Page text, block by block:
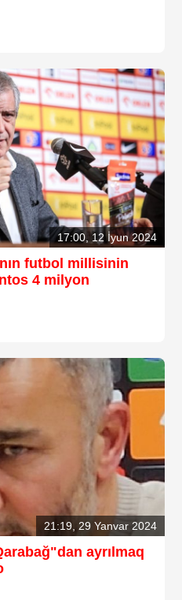
17:00, 12 İyun 2024
futbol millisinin
4 milyon
21:19, 29 Yanvar 2024
ayrılmaq